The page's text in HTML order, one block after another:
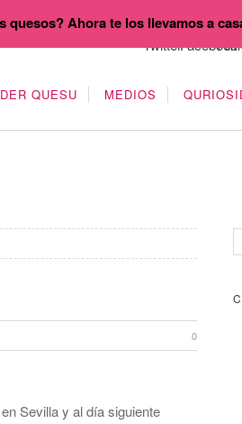
QUESU MEDIOS
0
Sevilla y al día siguiente
Ahora te los llevamos a